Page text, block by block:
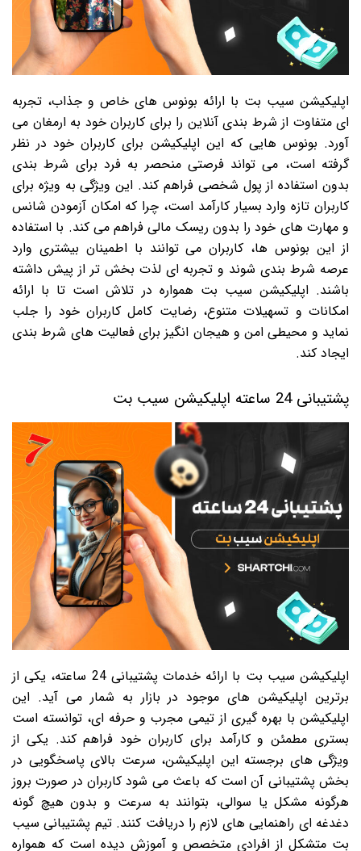
اپلیکیشن سیب بت با ارائه بونوس های خاص و جذاب، تجربه
ای متفاوت از شرط بندی آنلاین را برای کاربران خود به ارمغان می
آورد. بونوس هایی که این اپلیکیشن برای کاربران خود در نظر
گرفته است، می تواند فرصتی منحصر به فرد برای شرط بندی
بدون استفاده از پول شخصی فراهم کند. این ویژگی به ویژه برای
کاربران تازه وارد بسیار کارآمد است، چرا که امکان آزمودن شانس
و مهارت های خود را بدون ریسک مالی فراهم می کند. با استفاده
از این بونوس ها، کاربران می توانند با اطمینان بیشتری وارد
عرصه شرط بندی شوند و تجربه ای لذت بخش تر از پیش داشته
باشند. اپلیکیشن سیب بت همواره در تلاش است تا با ارائه
امکانات و تسهیلات متنوع، رضایت کامل کاربران خود را جلب
نماید و محیطی امن و هیجان انگیز برای فعالیت های شرط بندی
ایجاد کند.
پشتیبانی 24 ساعته اپلیکیشن سیب بت
اپلیکیشن سیب بت با ارائه خدمات پشتیبانی 24 ساعته، یکی از
برترین اپلیکیشن های موجود در بازار به شمار می آید. این
اپلیکیشن با بهره گیری از تیمی مجرب و حرفه ای، توانسته است
بستری مطمئن و کارآمد برای کاربران خود فراهم کند. یکی از
ویژگی های برجسته این اپلیکیشن، سرعت بالای پاسخگویی در
بخش پشتیبانی آن است که باعث می شود کاربران در صورت بروز
هرگونه مشکل یا سوالی، بتوانند به سرعت و بدون هیچ گونه
دغدغه ای راهنمایی های لازم را دریافت کنند. تیم پشتیبانی سیب
بت متشکل از افرادی متخصص و آموزش دیده است که همواره